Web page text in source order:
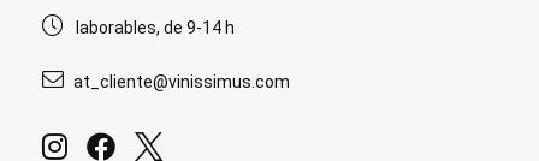
laborables, de 9-14 h
at_cliente@vinissimus.com